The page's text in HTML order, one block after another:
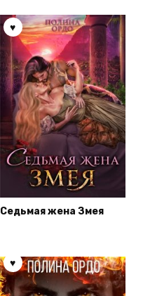
Седьмая жена Змея